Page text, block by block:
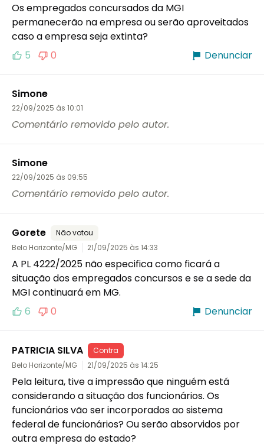
Os empregados concursados da MGI
permanecerão na empresa ou serão aproveitados
caso a empresa seja extinta?
5
0 Denunciar
Simone
22/09/2025 às 10:01
Comentário removido pelo autor.
Simone
22/09/2025 às 09:55
Comentário removido pelo autor.
Gorete
Não votou
Belo Horizonte/MG
21/09/2025 às 14:33
A PL 4222/2025 não especifica como ficará a
situação dos empregados concursos e se a sede da
MGI continuará em MG.
6
0 Denunciar
PATRICIA SILVA
Contra
Belo Horizonte/MG
21/09/2025 às 14:25
Pela leitura, tive a impressão que ninguém está
considerando a situação dos funcionários. Os
funcionários vão ser incorporados ao sistema
federal de funcionários? Ou serão absorvidos por
outra empresa do estado?